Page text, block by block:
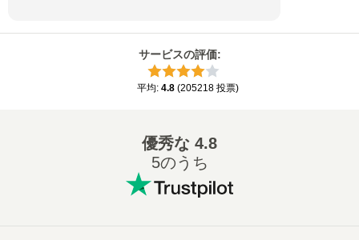
サービスの評価:
平均: 4.8 (205218 投票)
優秀な 4.8
5のうち